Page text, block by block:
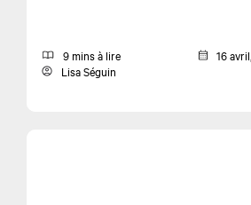
9 mins à lire
16
Lisa Séguin